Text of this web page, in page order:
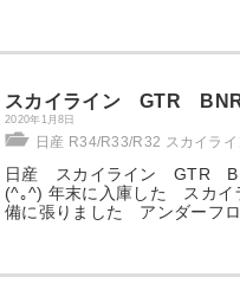
スカイライン GTR
2020年1月8日
日産 R34/R33/R32 スカイライ
日産 スカイライン GTR
(^｡^) 年末に入庫した スカ
備に張りました アンダーフ